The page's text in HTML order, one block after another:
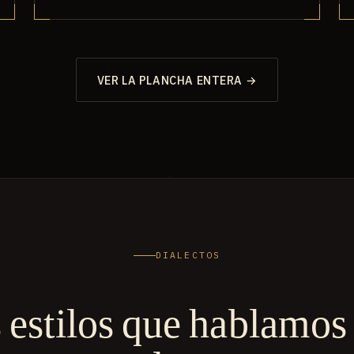
VER LA PLANCHA ENTERA →
DIALECTOS
que